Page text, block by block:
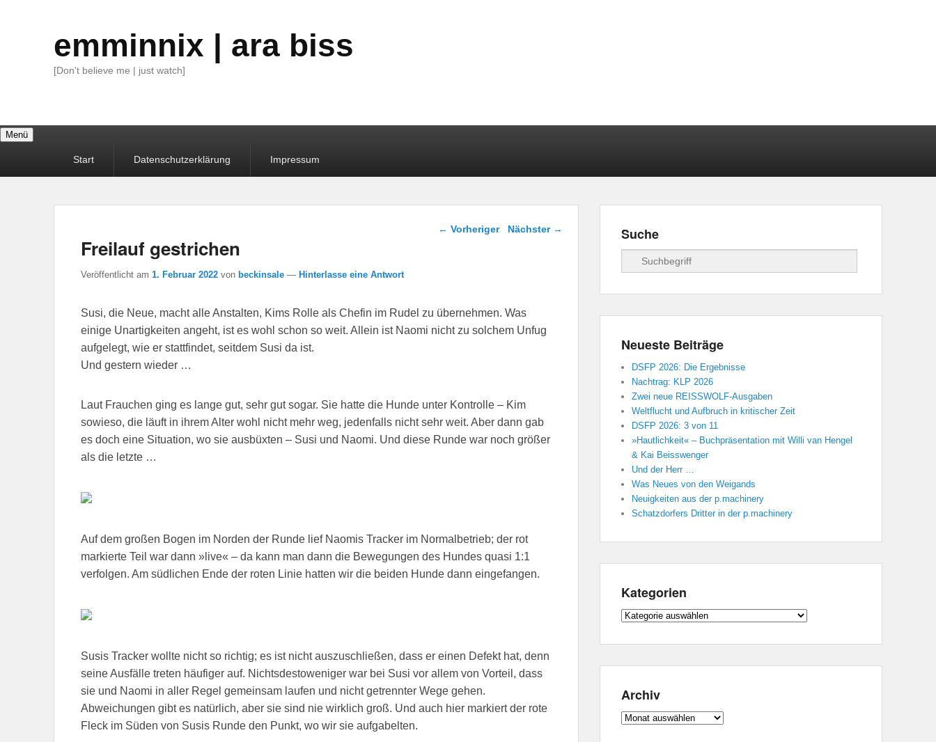
emminnix | ara biss
[Don't believe me | just watch]
Menü
Start Datenschutzerklärung Impressum
Beitragsnavigation
← Vorheriger Nächster →
Freilauf gestrichen
Veröffentlicht am 1. Februar 2022 von beckinsale — Hinterlasse eine Antwort
Susi, die Neue, macht alle Anstalten, Kims Rolle als Chefin im Rudel zu übernehmen. Was
einige Unartigkeiten angeht, ist es wohl schon so weit. Allein ist Naomi nicht zu solchem Unfug
aufgelegt, wie er stattfindet, seitdem Susi da ist.
Und gestern wieder …
Laut Frauchen ging es lange gut, sehr gut sogar. Sie hatte die Hunde unter Kontrolle – Kim
sowieso, die läuft in ihrem Alter wohl nicht mehr weg, jedenfalls nicht sehr weit. Aber dann gab
es doch eine Situation, wo sie ausbüxten – Susi und Naomi. Und diese Runde war noch größer
als die letzte …
Auf dem großen Bogen im Norden der Runde lief Naomis Tracker im Normalbetrieb; der rot
markierte Teil war dann »live« – da kann man dann die Bewegungen des Hundes quasi 1:1
verfolgen. Am südlichen Ende der roten Linie hatten wir die beiden Hunde dann eingefangen.
Susis Tracker wollte nicht so richtig; es ist nicht auszuschließen, dass er einen Defekt hat, denn
seine Ausfälle treten häufiger auf. Nichtsdestoweniger war bei Susi vor allem von Vorteil, dass
sie und Naomi in aller Regel gemeinsam laufen und nicht getrennter Wege gehen.
Abweichungen gibt es natürlich, aber sie sind nie wirklich groß. Und auch hier markiert der rote
Fleck im Süden von Susis Runde den Punkt, wo wir sie aufgabelten.
Suche
Suchen
Neueste Beiträge
DSFP 2026: Die Ergebnisse
Nachtrag: KLP 2026
Zwei neue REISSWOLF-Ausgaben
Weltflucht und Aufbruch in kritischer Zeit
DSFP 2026: 3 von 11
»Hautlichkeit« – Buchpräsentation mit Willi van Hengel
& Kai Beisswenger
Und der Herr …
Was Neues von den Weigands
Neuigkeiten aus der p.machinery
Schatzdorfers Dritter in der p.machinery
Kategorien
Kategorien
Archiv
Archiv